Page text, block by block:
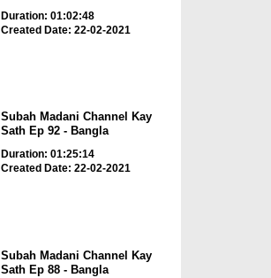
Duration: 01:02:48
Created Date: 22-02-2021
Subah Madani Channel Kay
Sath Ep 92 - Bangla
Duration: 01:25:14
Created Date: 22-02-2021
Subah Madani Channel Kay
Sath Ep 88 - Bangla